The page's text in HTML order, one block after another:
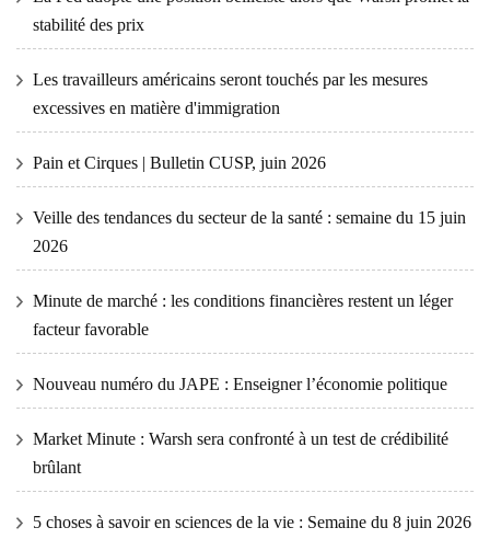
stabilité des prix
Les travailleurs américains seront touchés par les mesures
excessives en matière d'immigration
Pain et Cirques | Bulletin CUSP, juin 2026
Veille des tendances du secteur de la santé : semaine du 15 juin
2026
Minute de marché : les conditions financières restent un léger
facteur favorable
Nouveau numéro du JAPE : Enseigner l’économie politique
Market Minute : Warsh sera confronté à un test de crédibilité
brûlant
5 choses à savoir en sciences de la vie : Semaine du 8 juin 2026